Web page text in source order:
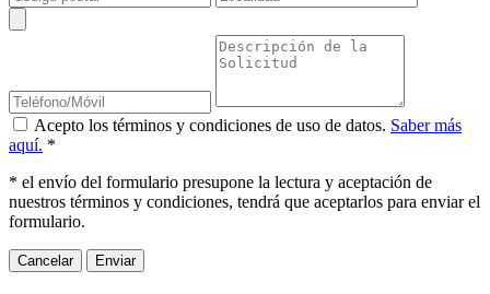
Acepto los términos y condiciones de uso de datos. Saber más
aquí. *
* el envío del formulario presupone la lectura y aceptación de
nuestros términos y condiciones, tendrá que aceptarlos para enviar el
formulario.
Cancelar